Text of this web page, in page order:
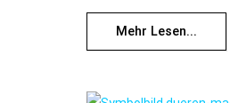
Mehr Lesen...